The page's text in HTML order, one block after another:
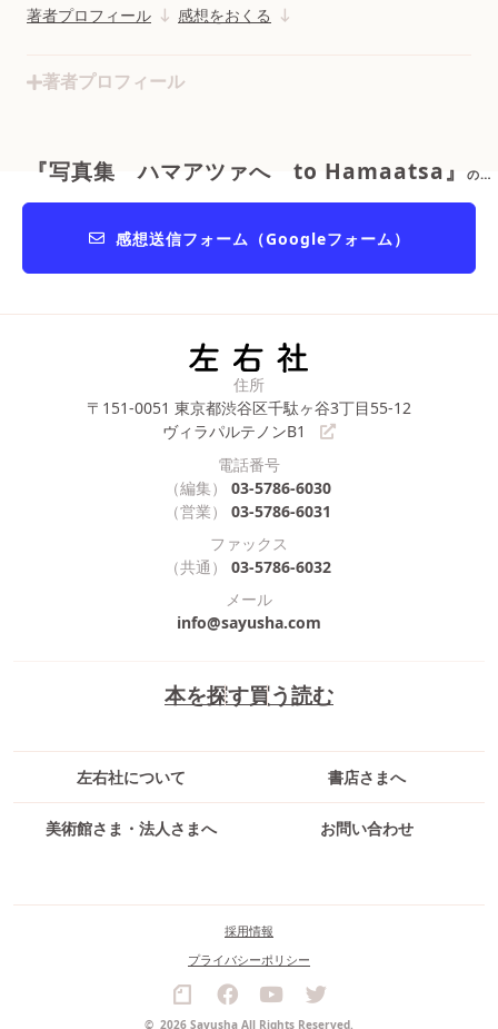
著者プロフィール 感想をおくる
著者プロフィール
『写真集 ハマアツァへ to Hamaatsa』 の感想をおくる
感想送信フォーム（Googleフォーム）
本を探す買う読む
左右社について 書店さまへ
美術館さま・法人さまへ お問い合わせ
採用情報
プライバシーポリシー
住所
〒151-0051 東京都渋谷区千駄ヶ谷3丁目55-12
ヴィラパルテノンB1
電話番号
（編集）
03-5786-6030
（営業）
03-5786-6031
ファックス
（共通）
03-5786-6032
メール
info@sayusha.com
© 2026 Sayusha All Rights Reserved.